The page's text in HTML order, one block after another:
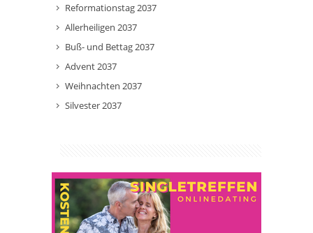
Reformationstag 2037
Allerheiligen 2037
Buß- und Bettag 2037
Advent 2037
Weihnachten 2037
Silvester 2037